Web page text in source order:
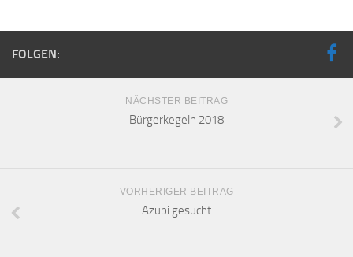
FOLGEN:
NÄCHSTER BEITRAG
Bürgerkegeln 2018
VORHERIGER BEITRAG
Azubi gesucht